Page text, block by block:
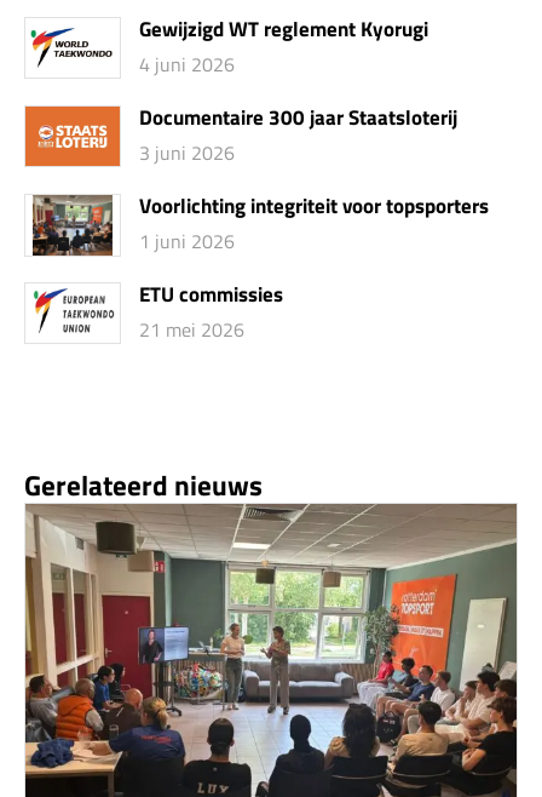
Gewijzigd WT reglement Kyorugi
4 juni 2026
Documentaire 300 jaar Staatsloterij
3 juni 2026
Voorlichting integriteit voor topsporters
1 juni 2026
ETU commissies
21 mei 2026
Gerelateerd nieuws